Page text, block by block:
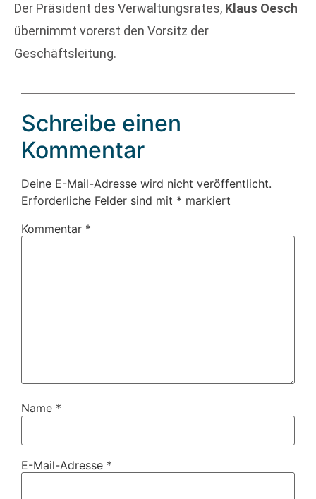
Der Präsident des Verwaltungsrates, Klaus Oesch
übernimmt vorerst den Vorsitz der
Geschäftsleitung.
Schreibe einen
Kommentar
Deine E-Mail-Adresse wird nicht veröffentlicht.
Erforderliche Felder sind mit * markiert
Kommentar *
Name *
E-Mail-Adresse *